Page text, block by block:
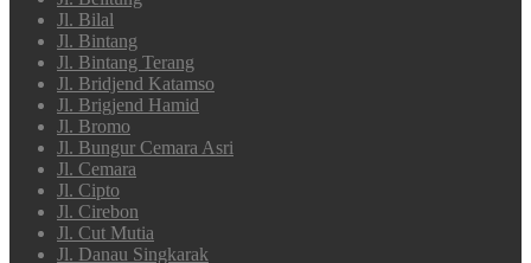
Jl. Bilal
Jl. Bintang
Jl. Bintang Terang
Jl. Bridjend Katamso
Jl. Brigjend Hamid
Jl. Bromo
Jl. Bungur Cemara Asri
Jl. Cemara
Jl. Cipto
Jl. Cirebon
Jl. Cut Mutia
Jl. Danau Singkarak